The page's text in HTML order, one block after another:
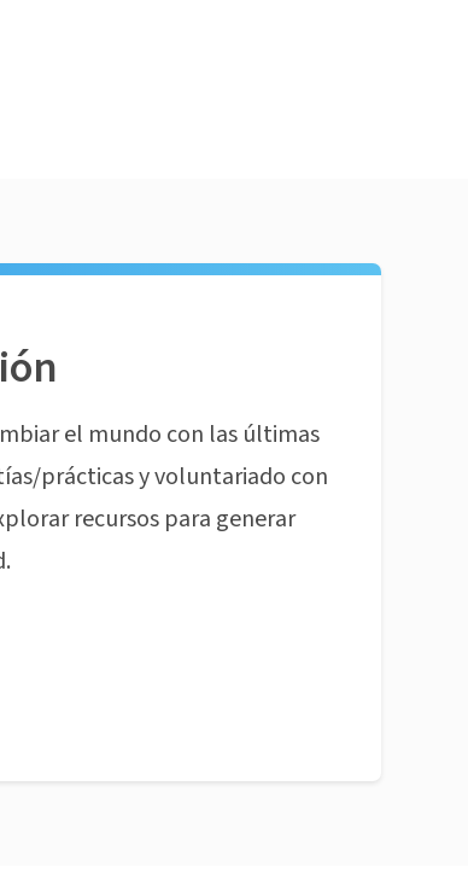
el mundo con las últimas
prácticas y voluntariado con
recursos para generar